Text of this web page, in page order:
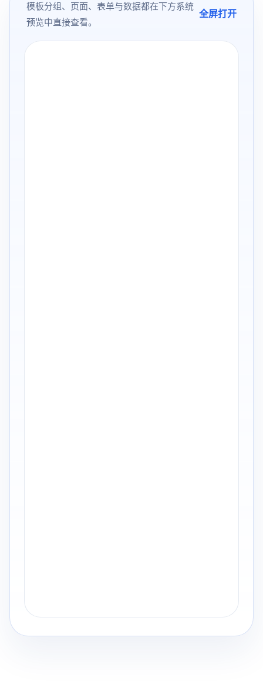
模板分组、页面、表单与数据都在下方系统
预览中直接查看。
全屏打开